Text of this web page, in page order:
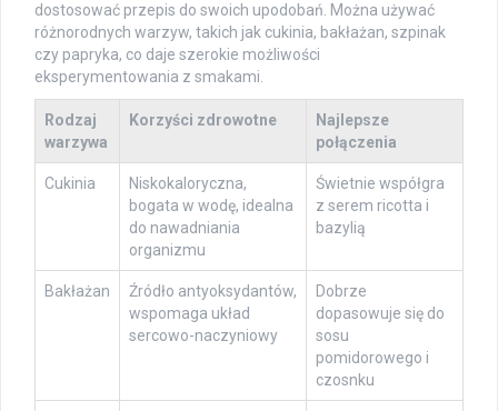
dostosować przepis do swoich upodobań. Można używać
różnorodnych warzyw, takich jak cukinia, bakłażan, szpinak
czy papryka, co daje szerokie możliwości
eksperymentowania z smakami.
Rodzaj
warzywa
Korzyści zdrowotne
Najlepsze
połączenia
Cukinia
Niskokaloryczna,
bogata w wodę, idealna
do nawadniania
organizmu
Świetnie współgra
z serem ricotta i
bazylią
Bakłażan
Źródło antyoksydantów,
wspomaga układ
sercowo-naczyniowy
Dobrze
dopasowuje się do
sosu
pomidorowego i
czosnku